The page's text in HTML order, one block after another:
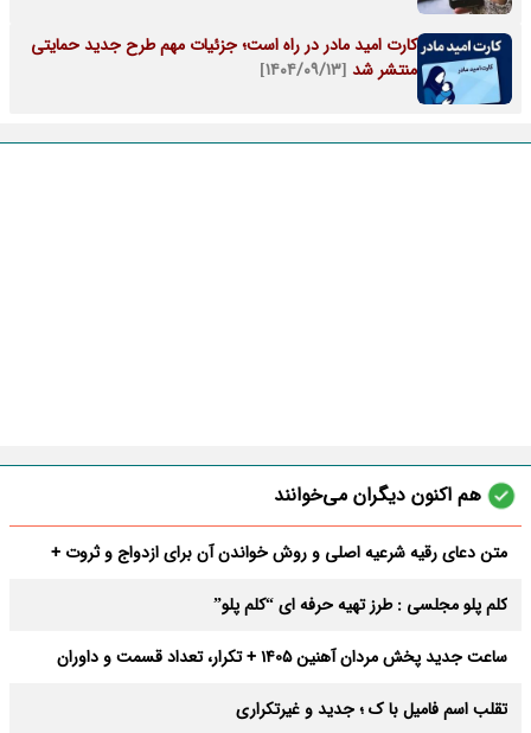
کارت امید مادر در راه است؛ جزئیات مهم طرح جدید حمایتی
منتشر شد [۱۴۰۴/۰۹/۱۳]
هم اکنون دیگران می‌خوانند
متن دعای رقیه شرعیه اصلی و روش خواندن آن برای ازدواج و ثروت +
کلم پلو مجلسی : طرز تهیه حرفه ای “کلم پلو”
ساعت جدید پخش مردان آهنین 1405 + تکرار، تعداد قسمت و داوران
تقلب اسم فامیل با ک ؛ جدید و غیرتکراری